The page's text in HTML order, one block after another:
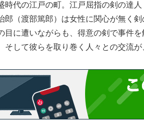
時代の江戸の町。江戸屈指の剣の達
郎（渡部篤郎）は女性に関心が無く
目に遭いながらも、得意の剣で事件
そして彼らを取り巻く人々との交流